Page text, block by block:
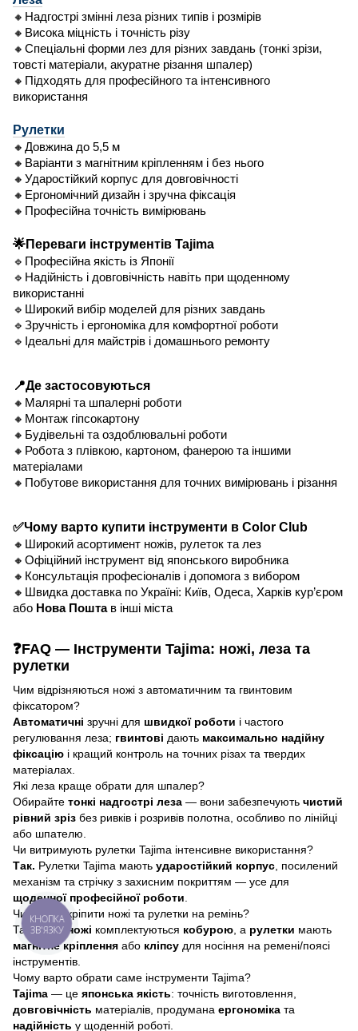
🔸Надгострі змінні леза різних типів і розмірів
🔸Висока міцність і точність різу
🔸Спеціальні форми лез для різних завдань (тонкі зрізи,
товсті матеріали, акуратне різання шпалер)
🔸Підходять для професійного та інтенсивного
використання
Рулетки
🔸Довжина до 5,5 м
🔸Варіанти з магнітним кріпленням і без нього
🔸Ударостійкий корпус для довговічності
🔸Ергономічний дизайн і зручна фіксація
🔸Професійна точність вимірювань
🌟Переваги інструментів Tajima
🔹Професійна якість із Японії
🔹Надійність і довговічність навіть при щоденному
використанні
🔹Широкий вибір моделей для різних завдань
🔹Зручність і ергономіка для комфортної роботи
🔹Ідеальні для майстрів і домашнього ремонту
📍Де застосовуються
🔸Малярні та шпалерні роботи
🔸Монтаж гіпсокартону
🔸Будівельні та оздоблювальні роботи
🔸Робота з плівкою, картоном, фанерою та іншими
матеріалами
🔸Побутове використання для точних вимірювань і різання
✅Чому варто купити інструменти в Color Club
🔸Широкий асортимент ножів, рулеток та лез
🔸Офіційний інструмент від японського виробника
🔸Консультація професіоналів і допомога з вибором
🔸Швидка доставка по Україні: Київ, Одеса, Харків кур’єром
або Нова Поштав інші міста
❓FAQ — Інструменти Tajima: ножі, леза та
рулетки
Чим відрізняються ножі з автоматичним та гвинтовим
фіксатором?
Автоматичні зручні для швидкої роботи і частого
регулювання леза; гвинтові дають максимально надійну
фіксацію і кращий контроль на точних різах та твердих
матеріалах.
Які леза краще обрати для шпалер?
Обирайте тонкі надгострі леза — вони забезпечують чистий
рівний зріз без ривків і розривів полотна, особливо по лінійці
або шпателю.
Чи витримують рулетки Tajima інтенсивне використання?
Так. Рулетки Tajima мають ударостійкий корпус , посилений
механізм та стрічку з захисним покриттям — усе для
щоденної професійної роботи
Чи можна кріпити ножі та рулетки на ремінь?
Так. Деякі ножі комплектуються кобурою , а рулетки мають
магнітне кріплення або кліпсу для носіння на ремені/поясі
інструментів.
Чому варто обрати саме інструменти Tajima?
Tajima — це японська якість: точність виготовлення,
довговічність матеріалів, продумана ергономіка та
надійність у щоденній роботі.
КНОПКА
ЗВ'ЯЗКУ